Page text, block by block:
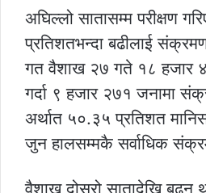
अघिल्लो सातासम्म परीक्षण
प्रतिशतभन्दा बढीलाई
गत वैशाख २७ गते १८ हजार
गर्दा ९ हजार २७१ जनामा
अर्थात ५०.३५ प्रतिशत
जुन हालसम्मकै सर्वाधिक
वैशाख दोस्रो सातादेखि